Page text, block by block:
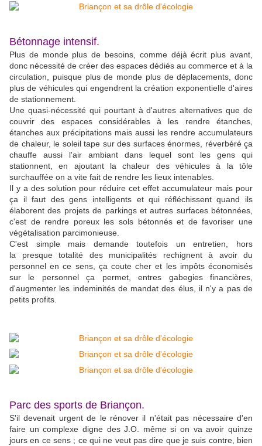
Bétonnage intensif.
Plus de monde plus de besoins, comme déjà écrit plus avant,
donc nécessité de créer des espaces dédiés au commerce et à la
circulation, puisque plus de monde plus de déplacements, donc
plus de véhicules qui engendrent la création exponentielle d'aires
de stationnement.
Une quasi-nécessité qui pourtant à d'autres alternatives que de
couvrir des espaces considérables à les rendre étanches,
étanches aux précipitations mais aussi les rendre accumulateurs
de chaleur, le soleil tape sur des surfaces énormes, réverbéré ça
chauffe aussi l'air ambiant dans lequel sont les gens qui
stationnent, en ajoutant la chaleur des véhicules à la tôle
surchauffée on a vite fait de rendre les lieux intenables.
Il y a des solution pour réduire cet effet accumulateur mais pour
ça il faut des gens intelligents et qui réfléchissent quand ils
élaborent des projets de parkings et autres surfaces bétonnées,
c'est de rendre poreux les sols bétonnés et de favoriser une
végétalisation parcimonieuse.
C'est simple mais demande toutefois un entretien, hors
la presque totalité des municipalités rechignent à avoir du
personnel en ce sens, ça coute cher et les impôts économisés
sur le personnel ça permet, entres gabegies financières,
d'augmenter les indeminités de mandat des élus, il n'y a pas de
petits profits.
Parc des sports de Briançon.
S'il devenait urgent de le rénover il n'était pas nécessaire d'en
faire un complexe digne des J.O. même si on va avoir quinze
jours en ce sens ; ce qui ne veut pas dire que je suis contre, bien